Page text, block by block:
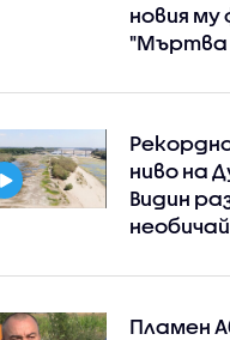
новия му
"Мъртва
ниво на
Видин
Пламен